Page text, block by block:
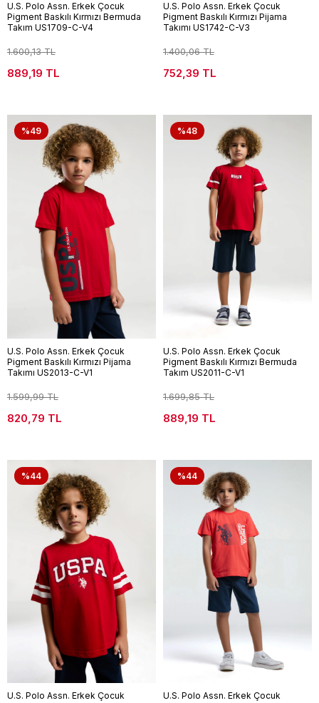
U.S. Polo Assn. Erkek Çocuk
Pigment Baskılı Kırmızı Bermuda
Takım US1709-C-V4
1.600,13 TL
889,19 TL
U.S. Polo Assn. Erkek Çocuk
Pigment Baskılı Kırmızı Pijama
Takımı US1742-C-V3
1.400,06 TL
752,39 TL
%49
U.S. Polo Assn. Erkek Çocuk
Pigment Baskılı Kırmızı Pijama
Takımı US2013-C-V1
1.599,99 TL
820,79 TL
%48
U.S. Polo Assn. Erkek Çocuk
Pigment Baskılı Kırmızı Bermuda
Takım US2011-C-V1
1.699,85 TL
889,19 TL
%44
U.S. Polo Assn. Erkek Çocuk
%44
U.S. Polo Assn. Erkek Çocuk